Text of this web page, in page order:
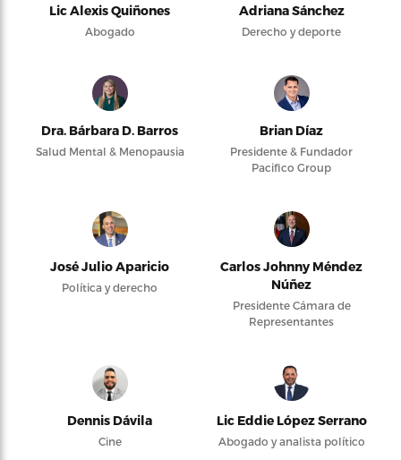
Lic Alexis Quiñones
Abogado
Adriana Sánchez
Derecho y deporte
Dra. Bárbara D. Barros
Salud Mental & Menopausia
Brian Díaz
Presidente & Fundador
Pacifico Group
José Julio Aparicio
Política y derecho
Carlos Johnny Méndez
Núñez
Presidente Cámara de
Representantes
Dennis Dávila
Cine
Lic Eddie López Serrano
Abogado y analista político